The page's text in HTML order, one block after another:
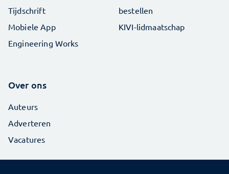
Tijdschrift
Mobiele App
Engineering Works
bestellen
KIVI-lidmaatschap
Over ons
Auteurs
Adverteren
Vacatures